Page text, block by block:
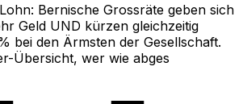
Bernische Grossräte geben sich
Geld UND kürzen gleichzeitig
bei den Ärmsten der Gesellschaft.
Übersicht, wer wie abges